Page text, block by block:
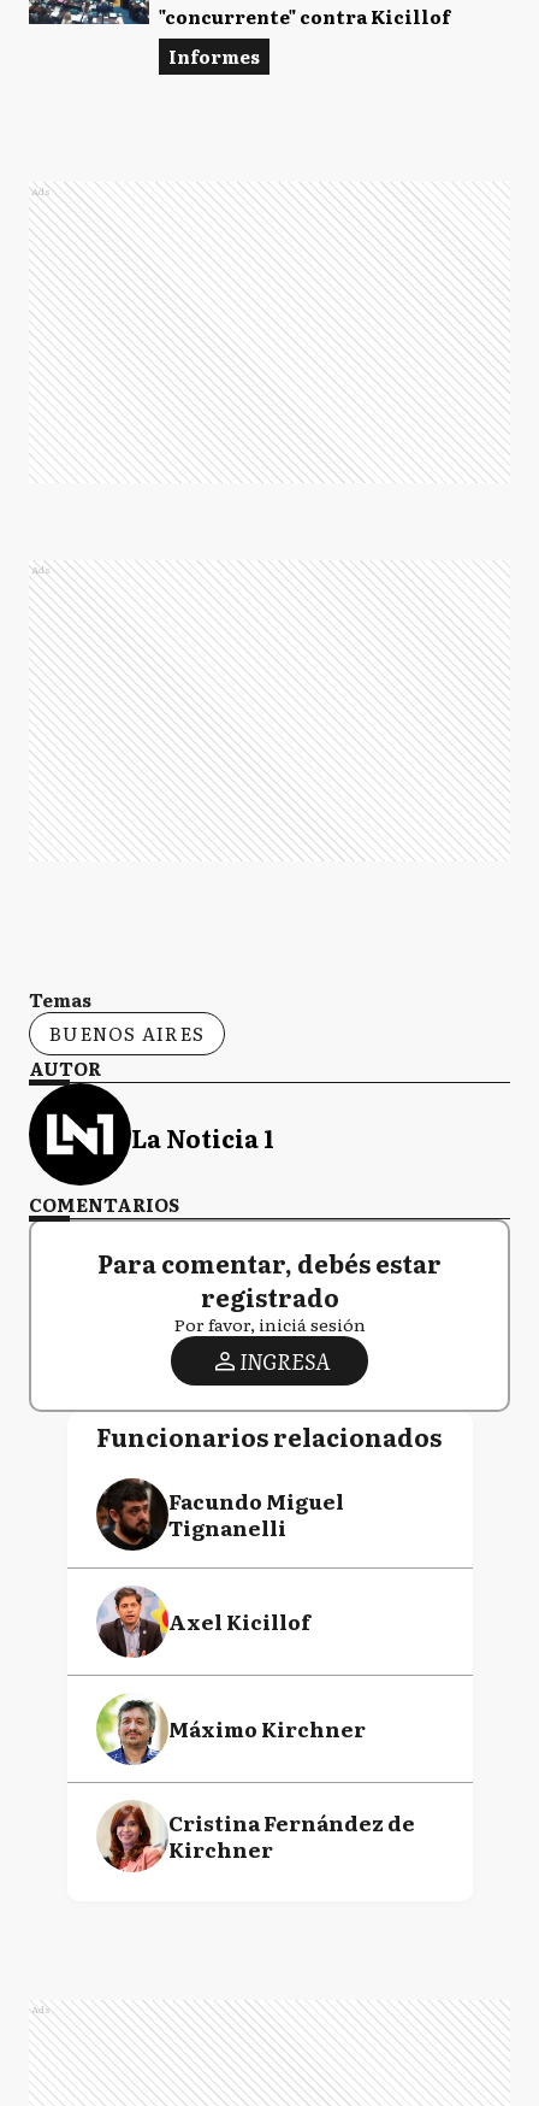
"concurrente" contra Kicillof
Informes
Ads
Ads
Temas
BUENOS AIRES
AUTOR
La Noticia 1
COMENTARIOS
Para comentar, debés estar
registrado
Por favor, iniciá sesión
INGRESA
Funcionarios relacionados
Facundo Miguel
Tignanelli
Axel Kicillof
Máximo Kirchner
Cristina Fernández de
Kirchner
Ads